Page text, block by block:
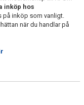
inköp hos
på inköp som vanligt.
när du handlar på